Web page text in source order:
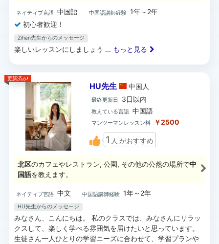
ネイティブ言語 中国語 中国語講師経験 1年～2年
初心者歓迎！
Zihan先生からのメッセージ
楽しいレッスンにしましょう ... もっと見る
更新済み!
HU先生 中国 人
最終更新日 3日以内
教えている言語 中国語
マンツーマンレッスン料 ￥2500
1 人 がおすすめ
北区のカフェやレストラン, 公園, その他の公然の場所で中
国語を教えます。
ネイティブ言語 中文 中国語講師経験 1年～2年
HU先生からのメッセージ
みなさん、こんにちは。 私のクラスでは、みなさんにリラッ
クスして、楽しく学べる雰囲気を届けたいと思っています。
生徒さん一人ひとりの学習ニーズに合わせて、学習プランや